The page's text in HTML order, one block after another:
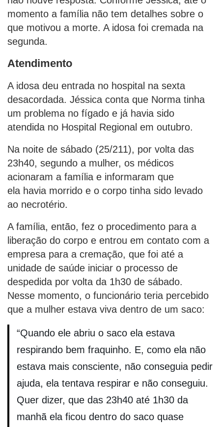
momento a família não tem detalhes sobre o
que motivou a morte. A idosa foi cremada na
segunda.
Atendimento
A idosa deu entrada no hospital na sexta
desacordada. Jéssica conta que Norma tinha
um problema no fígado e já havia sido
atendida no Hospital Regional em outubro.
Na noite de sábado (25/211), por volta das
23h40, segundo a mulher, os médicos
acionaram a família e informaram que
ela havia morrido e o corpo tinha sido levado
ao necrotério.
A família, então, fez o procedimento para a
liberação do corpo e entrou em contato com a
empresa para a cremação, que foi até a
unidade de saúde iniciar o processo de
despedida por volta da 1h30 de sábado.
Nesse momento, o funcionário teria percebido
que a mulher estava viva dentro de um saco:
“Quando ele abriu o saco ela estava
respirando bem fraquinho. E, como ela não
estava mais consciente, não conseguia pedir
ajuda, ela tentava respirar e não conseguiu.
Quer dizer, que das 23h40 até 1h30 da
manhã ela ficou dentro do saco quase